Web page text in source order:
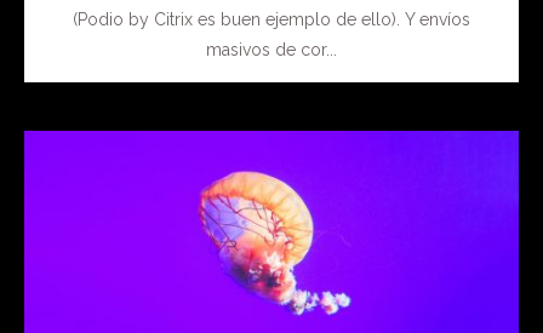
(Podio by Citrix es buen ejemplo de ello). Y envíos
masivos de cor...